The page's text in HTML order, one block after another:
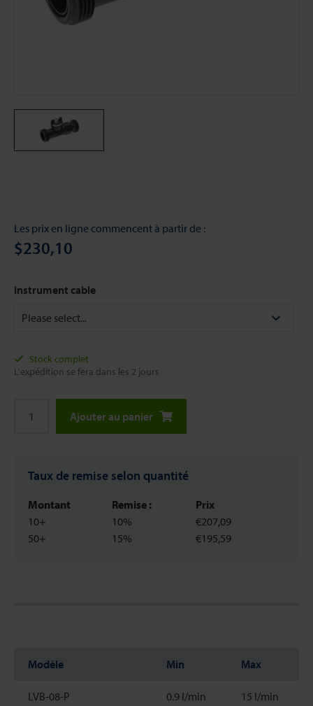
Les prix en ligne commencent à partir de :
$230,10
Instrument cable
Stock complet
L'expédition se fera dans les 2 jours
Ajouter au panier
Taux de remise selon quantité
Montant
10+
50+
Remise :
10%
15%
Prix
€207,09
€195,59
Modèle Min Max
LVB-08-P 0.9 l/min 15 l/min